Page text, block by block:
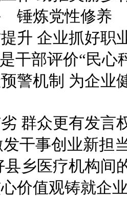
锤炼党性修养
升 企业抓好职
干部评价“民心
警机制 为企业
群众更有发言
发干事创业新担
县乡医疗机构间
价值观铸就企